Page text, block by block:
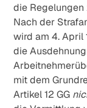
die
Nach der
wird am 4. April
die
mit dem
Artikel 12 GG